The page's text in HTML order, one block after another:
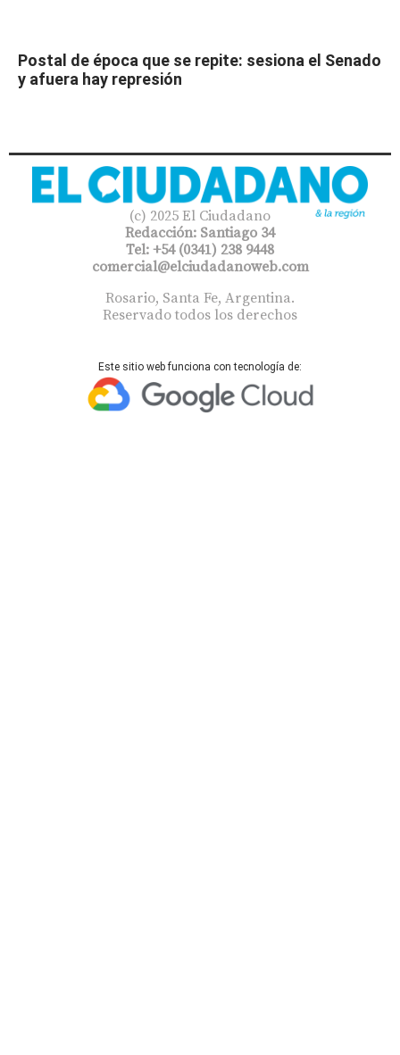
Postal de época que se repite: sesiona el Senado
y afuera hay represión
(c) 2025 El Ciudadano
Redacción: Santiago 34
Tel: +54 (0341) 238 9448
comercial@elciudadanoweb.com​
Rosario, Santa Fe, Argentina.
Reservado todos los derechos
Este sitio web funciona con tecnología de: